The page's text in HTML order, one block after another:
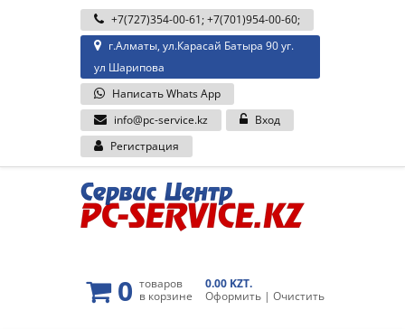
+7(727)354-00-61;+7(701)954-00-60;
г.Алматы, ул.Карасай Батыра 90 уг.
ул Шарипова
Написать Whats App
info@pc-service.kz
Вход
Регистрация
0 товаров
в корзине
0.00 KZT.
Оформить | Очистить